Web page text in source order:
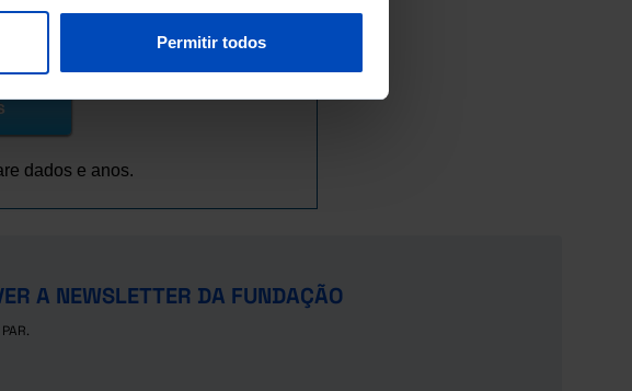
Permitir todos
dados e anos.
A NEWSLETTER DA FUNDAÇÃO